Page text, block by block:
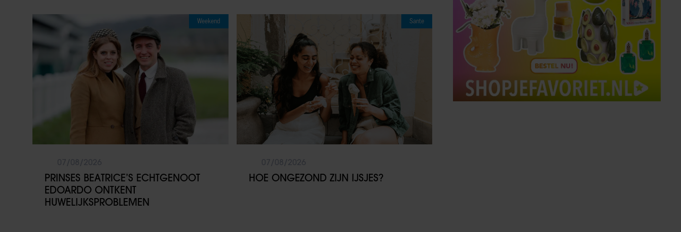
Weekend
PRINSES BEATRICE’S ECHTGENOOT
EDOARDO ONTKENT
HUWELIJKSPROBLEMEN
Sante
HOE ONGEZOND ZIJN IJSJES?